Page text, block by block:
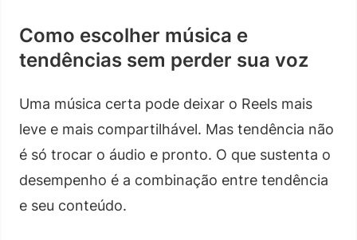
Como escolher música e
tendências sem perder sua voz
Uma música certa pode deixar o Reels mais
leve e mais compartilhável. Mas tendência não
é só trocar o áudio e pronto. O que sustenta o
desempenho é a combinação entre tendência
e seu conteúdo.